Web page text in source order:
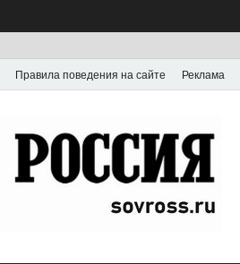
Правила поведения на сайте Реклама